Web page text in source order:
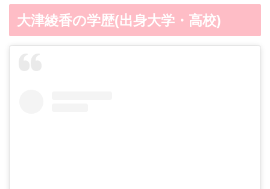
大津綾香の学歴(出身大学・高校)